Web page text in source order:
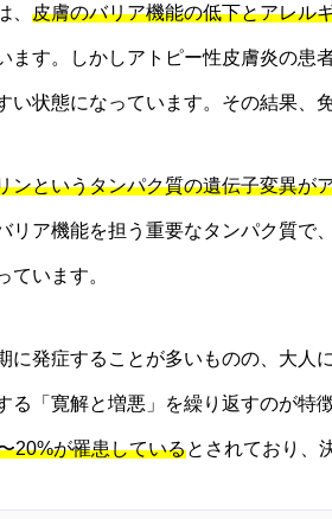
、 皮膚のバリア機能の低下とアレル
ます。しかしアトピー性皮膚炎の
い状態になっています。その結果、
ンというタンパク質の遺伝子変異が
リア機能を担う重要なタンパク質
ています。
に発症することが多いものの、大人
る「寛解と増悪」を繰り返すのが特
20%が罹患しているとされており、